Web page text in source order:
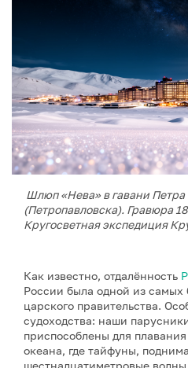
Шлюп «Нева» в гавани Петра
(Петропавловска). Гравюра
Кругосветная экспедиция
Как известно, отдалённость
России была одной из самых
царского правительства.
судоходства: наши
приспособлены для
океана, где тайфуны,
шестнадцатиметровые